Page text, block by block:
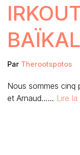
BAÏKAL
Par Therootspotos
Nous sommes cinq
et Arnaud…… Lire